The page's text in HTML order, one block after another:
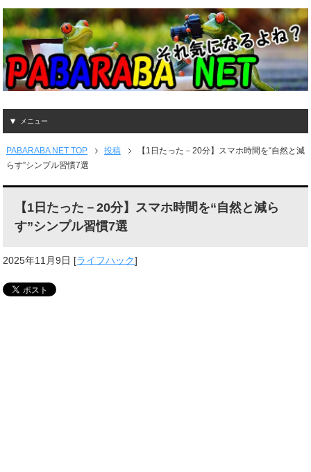
メニュー
PABARABA NET TOP 投稿
【1日たった－20分】スマホ時間を“自然と減
らす”シンプル習慣7選
【1日たった－20分】スマホ時間を“自然と減ら
す”シンプル習慣7選
2025年11月9日 [ライフハック]